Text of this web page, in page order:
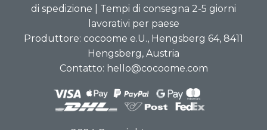
di spedizione | Tempi di consegna 2-5 giorni
lavorativi per paese
Produttore: cocoome e.U., Hengsberg 64, 8411
Hengsberg, Austria
Contatto: hello@cocoome.com